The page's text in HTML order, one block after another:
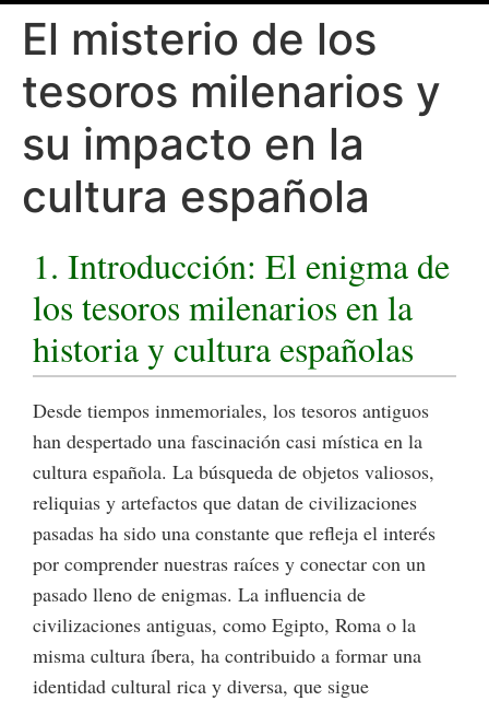
El misterio de los
tesoros milenarios y
su impacto en la
cultura española
1. Introducción: El enigma de
los tesoros milenarios en la
historia y cultura españolas
Desde tiempos inmemoriales, los tesoros antiguos
han despertado una fascinación casi mística en la
cultura española. La búsqueda de objetos valiosos,
reliquias y artefactos que datan de civilizaciones
pasadas ha sido una constante que refleja el interés
por comprender nuestras raíces y conectar con un
pasado lleno de enigmas. La influencia de
civilizaciones antiguas, como Egipto, Roma o la
misma cultura íbera, ha contribuido a formar una
identidad cultural rica y diversa, que sigue